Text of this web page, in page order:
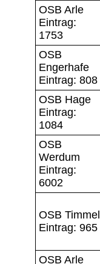
OSB Arle
Eintrag:
1753
OSB
Engerhafe
Eintrag: 808
OSB Hage
Eintrag:
1084
OSB
Werdum
Eintrag:
6002
OSB Timmel
Eintrag: 965
OSB Arle